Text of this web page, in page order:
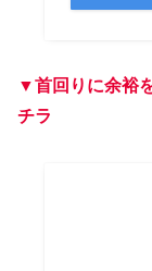
▼首回りに余裕
チラ